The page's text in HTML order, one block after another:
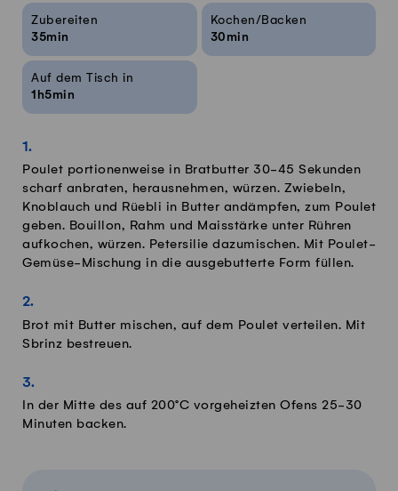
Rezeptinfos
Zubereiten
35min
Kochen/Backen
30min
Auf dem Tisch in
1h5min
Poulet portionenweise in Bratbutter 30-45 Sekunden
scharf anbraten, herausnehmen, würzen. Zwiebeln,
Knoblauch und Rüebli in Butter andämpfen, zum Poulet
geben. Bouillon, Rahm und Maisstärke unter Rühren
aufkochen, würzen. Petersilie dazumischen. Mit Poulet-
Gemüse-Mischung in die ausgebutterte Form füllen.
Brot mit Butter mischen, auf dem Poulet verteilen. Mit
Sbrinz bestreuen.
In der Mitte des auf 200°C vorgeheizten Ofens 25-30
Minuten backen.